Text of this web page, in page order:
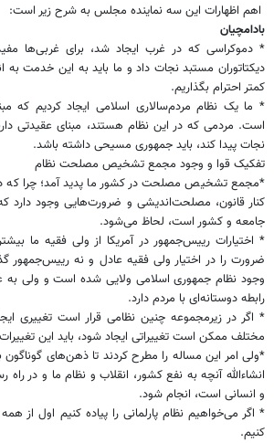
اهم اظهارات این سه نماینده مجلس به شرح زیر است:
بادامچیان
* دموکراسی که در غرب ایجاد شد، برای غربی‌ها
دیکتاتوران مستبد نجات داد و ما باید به این خدمت به
کمتر احترام بگذاریم.
* ما یک نظام مردم‌سالاری اسلامی ایجاد کردیم که
است. مردمی که در این نظام هستند، مبنای عقیدتی
نجات پیدا کند، باید جمهوری مسیحی داشته باشد.
تفکیک قوا و وجود مجمع تشخیص مصلحت نظام
*مجمع تشخیص مصلحت در کشور ما پدید آمد؛ چرا که
کنار قانون، مصلحت‌اندیشی و ضرورت‌هایی وجود
جامعه و کشور است، لحاظ می‌شود.
* اختیارات رییس‌جمهور در آمریکا از ولی فقیه ما
ضرورت را در اختیار ولی فقیه عادل و نه رییس‌جمهور
وجود نظام جمهوری اسلامی ولایی شده است و ولی به
رابطه دوستانه‌ای با مردم دارد.
* اگر در زیرمجموعه چنین نظامی قرار است تغییری
مختلف ممکن است تغییراتی ایجاد شود، باید این
*ولی امر این مساله را مطرح کردند تا ذهن‌های
انشاءالله آنچه به نفع کشور، انقلاب و نظام ما و در راه
و انسانی است، انجام شود.
* اگر می‌خواهیم نظام پارلمانی را پیاده کنیم اول از
کنیم.